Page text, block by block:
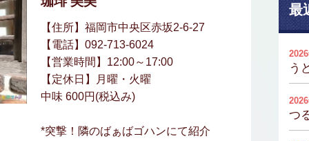
【住所】福岡市中央区赤坂2-6-27
【電話】092-713-6024
【営業時間】12:00～17:00
【定休日】月曜・火曜
中味 600円(税込み)
*突撃！隣のばぁばゴハンにて紹介
最
う
つ